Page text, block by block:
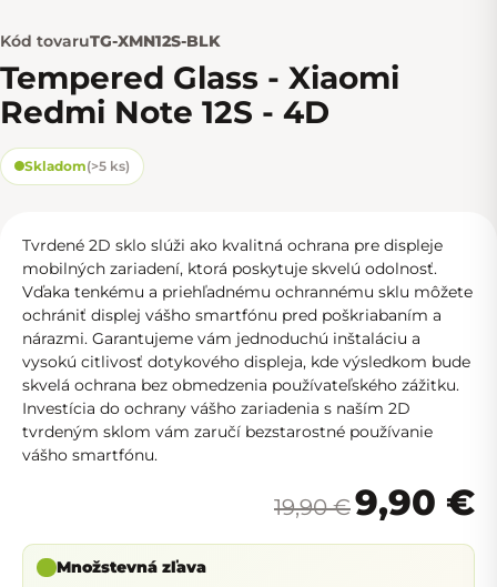
Kód tovaruTG-XMN12S-BLK
Tempered Glass - Xiaomi
Redmi Note 12S - 4D
Skladom(>5 ks)
Tvrdené 2D sklo slúži ako kvalitná ochrana pre displeje
mobilných zariadení, ktorá poskytuje skvelú odolnosť.
Vďaka tenkému a priehľadnému ochrannému sklu môžete
ochrániť displej vášho smartfónu pred poškriabaním a
nárazmi. Garantujeme vám jednoduchú inštaláciu a
vysokú citlivosť dotykového displeja, kde výsledkom bude
skvelá ochrana bez obmedzenia používateľského zážitku.
Investícia do ochrany vášho zariadenia s naším 2D
tvrdeným sklom vám zaručí bezstarostné používanie
vášho smartfónu.
19,90 €9,90 €
Množstevná zľava